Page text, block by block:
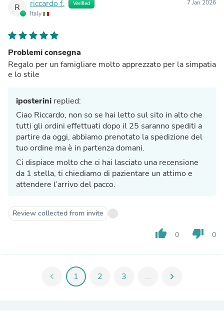
R riccardo f. Verified
Italy
7 Jan 2026
Problemi consegna
Regalo per un famigliare molto apprezzato per la simpatia
e lo stile
iposterini replied:
Ciao Riccardo, non so se hai letto sul sito in alto che
tutti gli ordini effettuati dopo il 25 saranno spediti a
partire da oggi, abbiamo prenotato la spedizione del
tuo ordine ma è in partenza domani.
Ci dispiace molto che ci hai lasciato una recensione
da 1 stella, ti chiediamo di pazientare un attimo e
attendere l’arrivo del pacco.
Review collected from invite
thumb_up 0 thumb_down 0
chevron_left 1 2 3 ... chevron_right